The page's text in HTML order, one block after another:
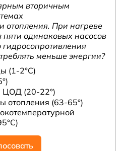
вторичным
отопления. При нагреве
одинаковых насосов
меньше энергии?
(1-2°С)
ЦОД (20-22°)
отопления (63-65°)